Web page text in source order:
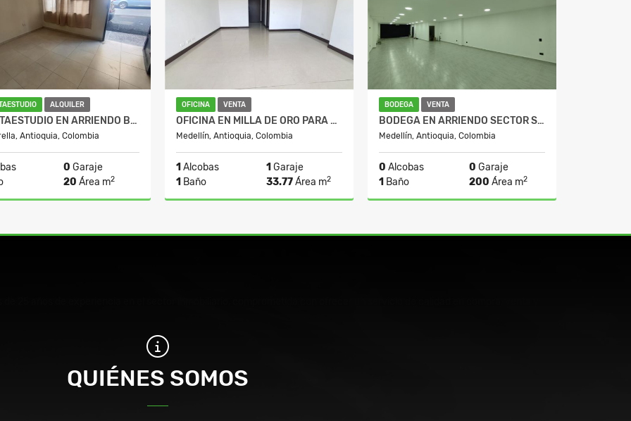
ALQUILER
APARTAESTUDIO EN ARRIENDO BARRIO BELLAVISTA
Antioquia, Colombia
0 Garaje
20 Área m2
$1.000.000
OFICINA VENTA
OFICINA EN MILLA DE ORO PARA LA VENTA
Medellín, Antioquia, Colombia
1 Alcobas 1 Garaje
1 Baño 33.77Área m2
$473.000.000
$473.000.000
BODEGA VENTA
BODEGA EN ARRIENDO SECTOR SAN BERNARDO PISO 1
Medellín, Antioquia, Colombia
0 Alcobas 0 Garaje
1 Baño 200 Área m2
$1.000.000.000
$9.670.000
QUIÉNES SOMOS